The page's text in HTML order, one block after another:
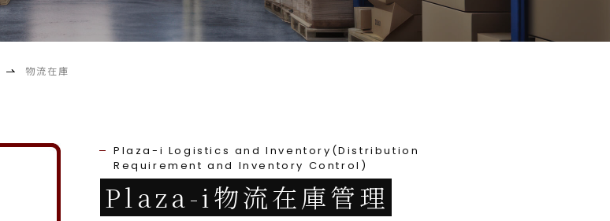
物流在庫
Plaza-i Logistics and Inventory(Distribution
Requirement and Inventory Control)
Plaza-i物流在庫管理